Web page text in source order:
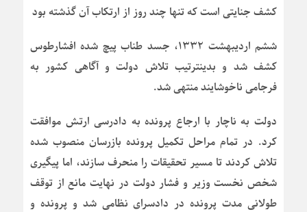
کشف جنایتی است که تنها چند روز از ارتکاب آن گذشته بود
ششم اردیبهشت ۱۳۳۲، جسد طناب پیچ شده افشارطوس
کشف شد و بدینترتیب تلاش دولت و آگاهی کشور به
فرجامی ناخوشایند منتهی شد.
دولت به ناچار با ارجاع پرونده به دادرسی ارتش موافقت
کرد. در تمام مراحل تکمیل پرونده بازرسان منصوب شده
تلاش کردند تا مسیر تحقیقات را منحرف سازند، اما پیگیری
شخص نخست وزیر و فشار دولت در نهایت مانع از توقف
طولانی مدت پرونده در دادسرای نظامی شد و پرونده و